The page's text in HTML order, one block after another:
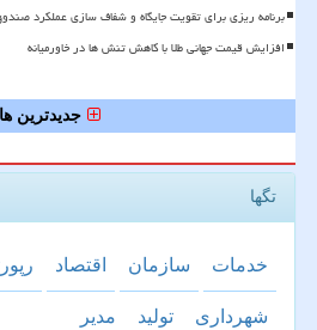
برنامه ریزی برای تقویت جایگاه و شفاف سازی عملکرد
افزایش قیمت جهانی طلا با کاهش تنش ها در خاورمیانه
جدیدترین ها
تگها
خدمات سازمان اقتصاد
شهرداری تولید مدیر